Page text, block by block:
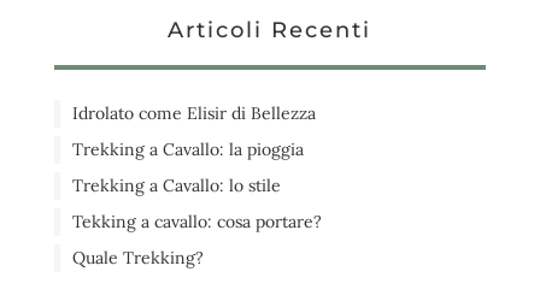
Articoli Recenti
Idrolato come Elisir di Bellezza
Trekking a Cavallo: la pioggia
Trekking a Cavallo: lo stile
Tekking a cavallo: cosa portare?
Quale Trekking?